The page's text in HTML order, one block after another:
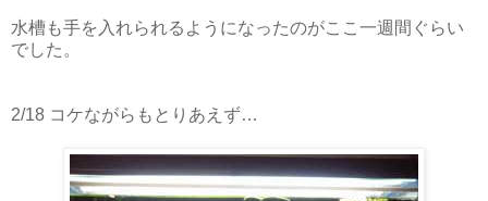
水槽も手を入れられるようになったのがここ一週間ぐらい
でした。
2/18 コケながらもとりあえず…